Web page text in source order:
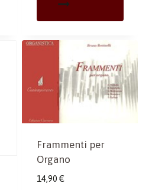
Frammenti per
Organo
14,90 €